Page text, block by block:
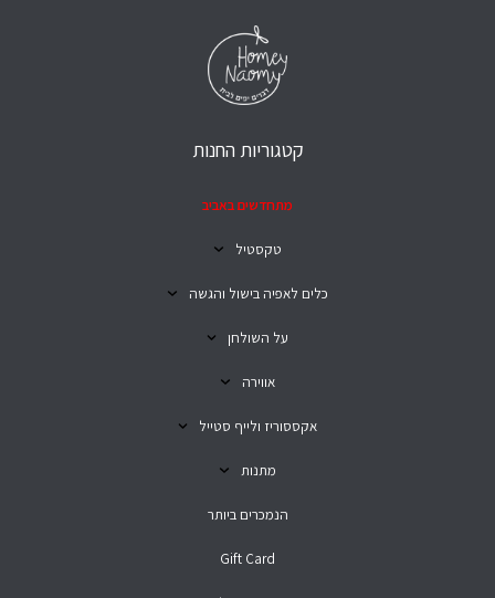
קטגוריות החנות
מתחדשים באביב
טקסטיל
כלים לאפיה בישול והגשה
על השולחן
אווירה
אקססוריז ולייף סטייל
מתנות
הנמכרים ביותר
Gift Card